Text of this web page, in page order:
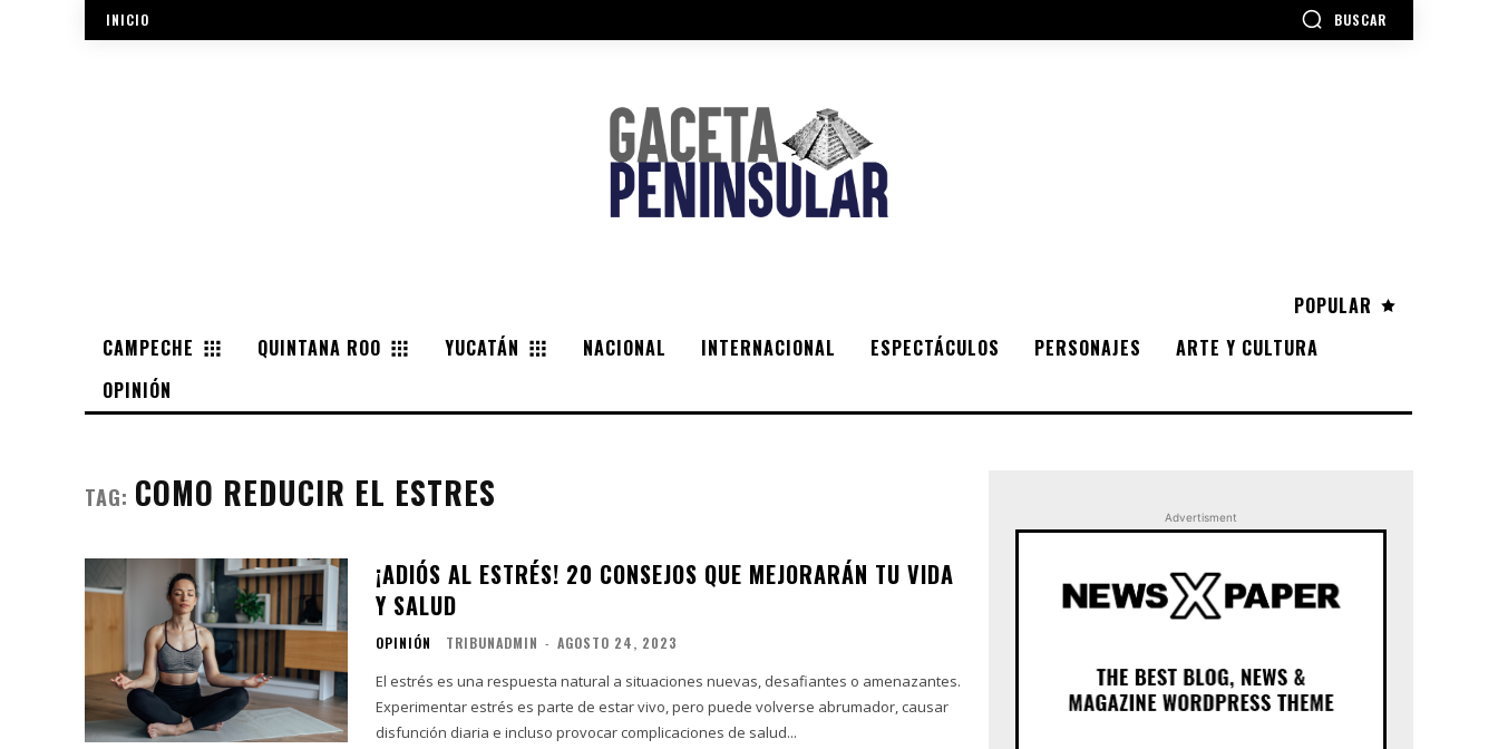
INICIO BUSCAR
POPULAR
CAMPECHE
QUINTANA ROO YUCATÁN NACIONAL INTERNACIONAL ESPECTÁCULOS PERSONAJES
ARTE Y CULTURA
OPINIÓN
TAG: COMO REDUCIR EL ESTRES
¡ADIÓS AL ESTRÉS! 20 CONSEJOS QUE MEJORARÁN TU VIDA
Y SALUD
OPINIÓN TRIBUNADMIN - AGOSTO 24, 2023
El estrés es una respuesta natural a situaciones nuevas, desafiantes o amenazantes.
Experimentar estrés es parte de estar vivo, pero puede volverse abrumador, causar
disfunción diaria e incluso provocar complicaciones de salud...
Advertisment